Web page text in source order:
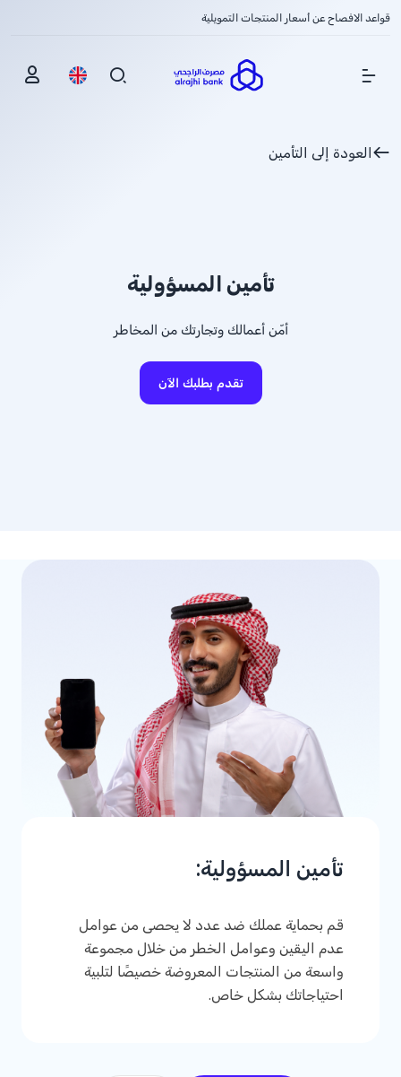
قواعد الافصاح عن أسعار المنتجات التمويلية
Show Menu
العودة إلى التأمين
تأمين المسؤولية
أمّن أعمالك وتجارتك من المخاطر
تقدم بطلبك الآن
تأمين المسؤولية:
قم بحماية عملك ضد عدد لا يحصى من عوامل
عدم اليقين وعوامل الخطر من خلال مجموعة
واسعة من المنتجات المعروضة خصيصًا لتلبية
احتياجاتك بشكل خاص.